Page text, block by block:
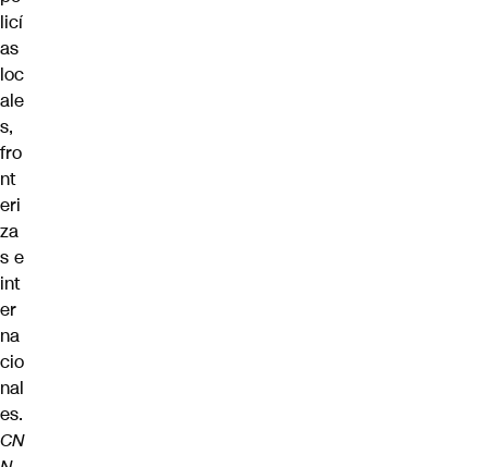
licí
as
loc
ale
s,
fro
nt
eri
za
s e
int
er
na
cio
nal
es.
CN